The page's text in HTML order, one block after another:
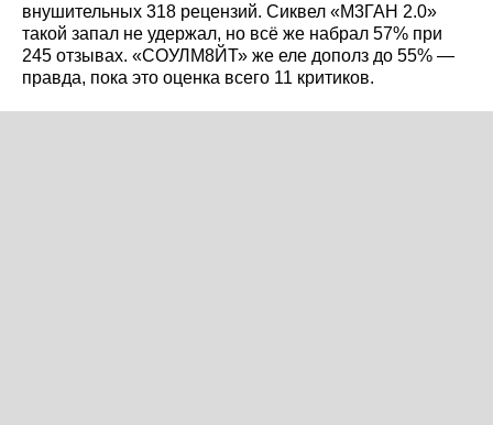
внушительных 318 рецензий. Сиквел «М3ГАН 2.0»
такой запал не удержал, но всё же набрал 57% при
245 отзывах. «СОУЛМ8ЙТ» же еле дополз до 55% —
правда, пока это оценка всего 11 критиков.